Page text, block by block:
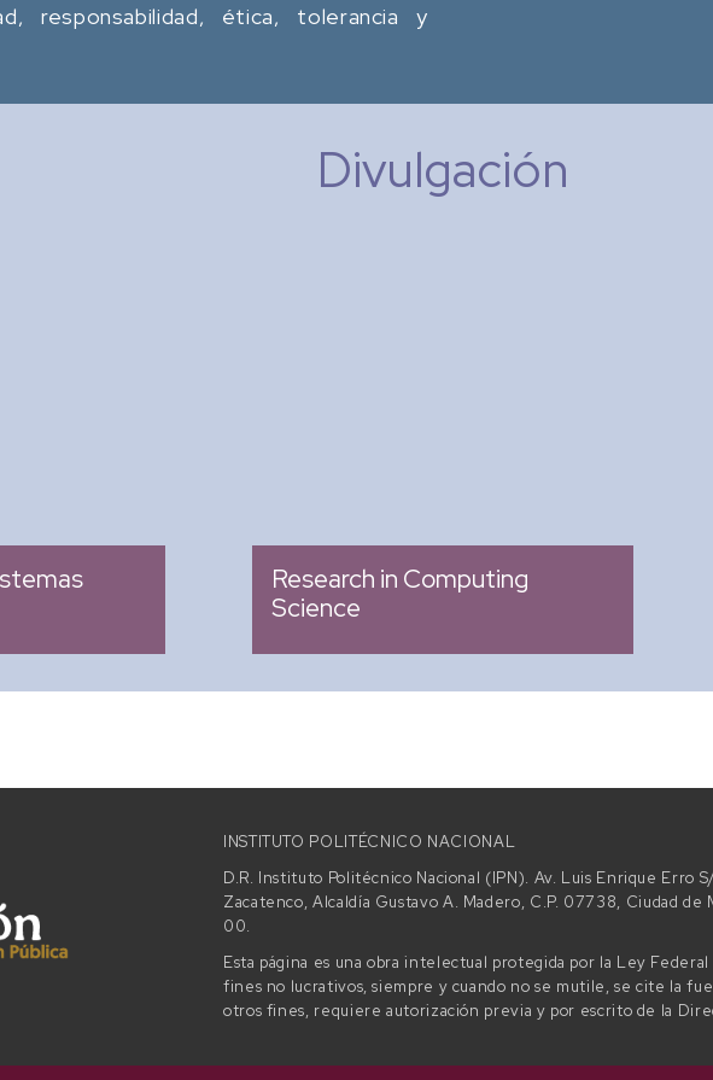
responsabilidad, ética, tolerancia y
Divulgación
Ingreso
Research in Computing
Science
INSTITUTO POLITÉCNICO NACIONAL
D.R. Instituto Politécnico Nacional (IPN). Av. Luis Enrique Erro
Zacatenco, Alcaldía Gustavo A. Madero, C.P. 07738, Ciudad
00.
Esta página es una obra intelectual protegida por la Ley
fines no lucrativos, siempre y cuando no se mutile, se cite la
otros fines, requiere autorización previa y por escrito de la